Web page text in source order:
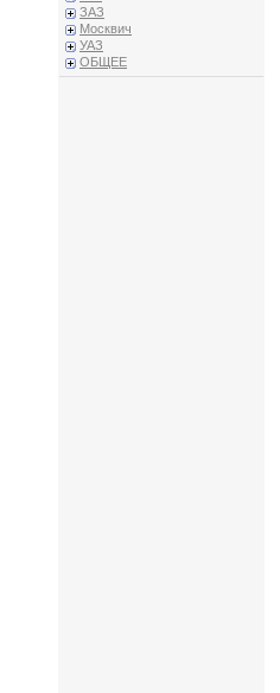
ЗАЗ
Москвич
УАЗ
ОБЩЕЕ